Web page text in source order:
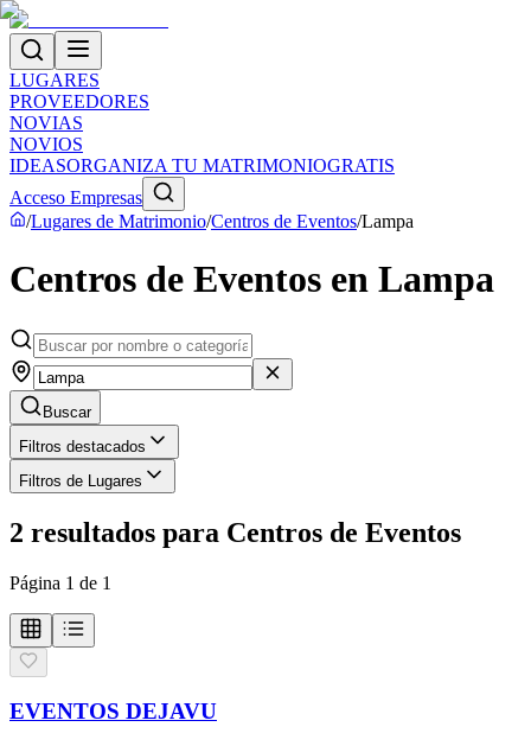
LUGARES
PROVEEDORES
NOVIAS
NOVIOS
IDEASORGANIZA TU MATRIMONIOGRATIS
Acceso Empresas
/Lugares de Matrimonio/Centros de Eventos/Lampa
Centros de Eventos en Lampa
Buscar
Filtros destacados
Filtros de Lugares
2 resultados para Centros de Eventos
Página 1 de 1
EVENTOS DEJAVU